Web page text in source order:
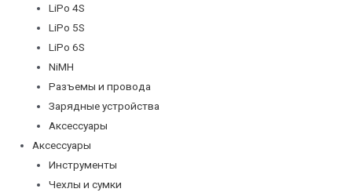
LiPo 4S
LiPo 5S
LiPo 6S
NiMH
Разъемы и провода
Зарядные устройства
Аксессуары
Аксессуары
Инструменты
Чехлы и сумки